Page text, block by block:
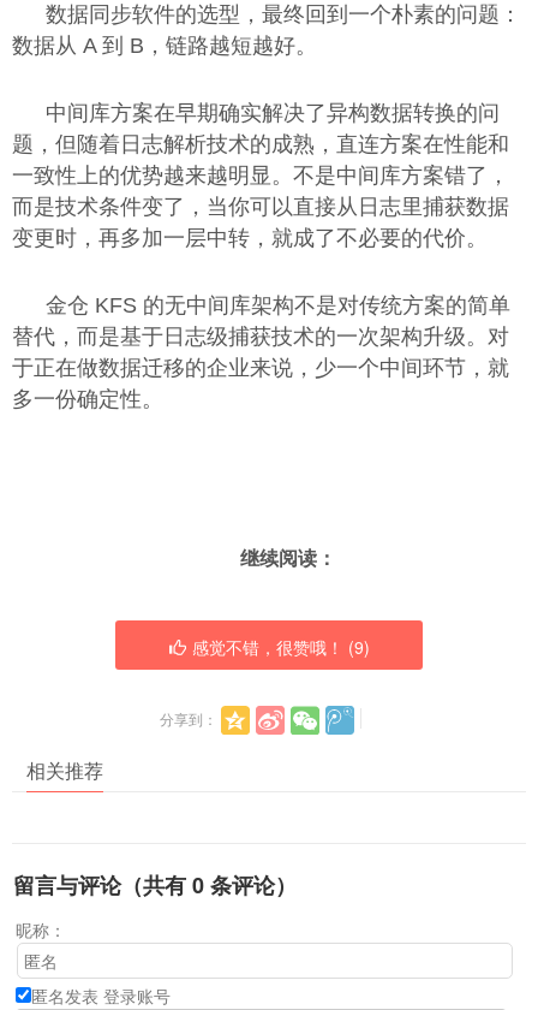
数据同步软件的选型，最终回到一个朴素的问题：
数据从 A 到 B，链路越短越好。
中间库方案在早期确实解决了异构数据转换的问
题，但随着日志解析技术的成熟，直连方案在性能和
一致性上的优势越来越明显。不是中间库方案错了，
而是技术条件变了，当你可以直接从日志里捕获数据
变更时，再多加一层中转，就成了不必要的代价。
金仓 KFS 的无中间库架构不是对传统方案的简单
替代，而是基于日志级捕获技术的一次架构升级。对
于正在做数据迁移的企业来说，少一个中间环节，就
多一份确定性。
继续阅读：
感觉不错，很赞哦！ (9)
分享到：
相关推荐
留言与评论（共有0条评论）
昵称：
匿名发表 登录账号